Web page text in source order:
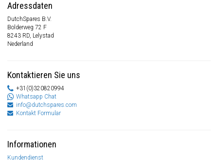
Adressdaten
DutchSpares B.V.
Bolderweg 72 F
8243 RD, Lelystad
Nederland
Kontaktieren Sie uns
+31(0)320820994
Whatsapp Chat
info@dutchspares.com
Kontakt Formular
Informationen
Kundendienst